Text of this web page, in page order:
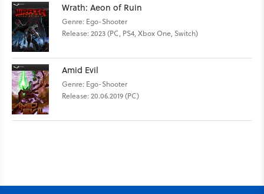
Wrath: Aeon of Ruin
Genre: Ego-Shooter
Release: 2023 (PC, PS4, Xbox One, Switch)
Amid Evil
Genre: Ego-Shooter
Release: 20.06.2019 (PC)